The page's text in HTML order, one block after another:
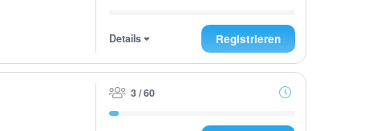
Details Registrieren
3 / 60